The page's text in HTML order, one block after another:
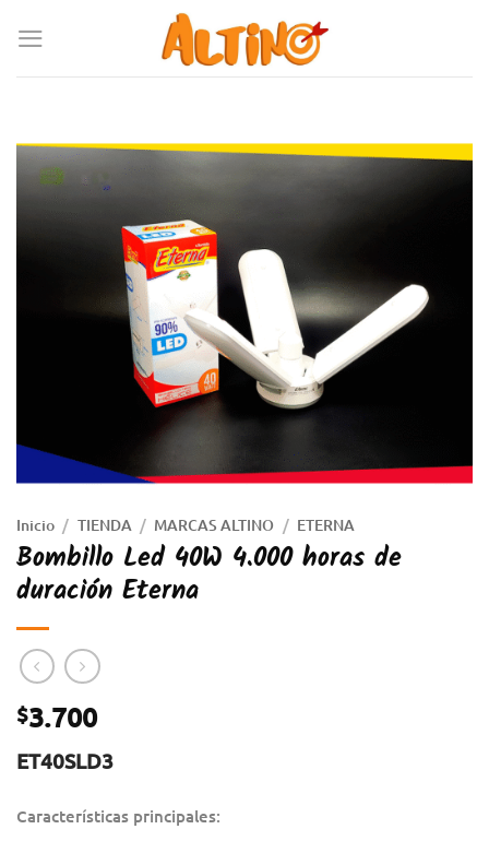
Inicio / TIENDA / MARCAS ALTINO / ETERNA
Bombillo Led 40W 4.000 horas de
duración Eterna
$3.700
ET40SLD3
Características principales: